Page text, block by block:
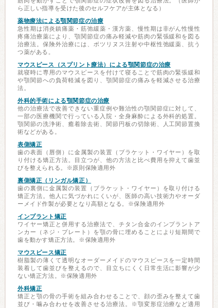
ら正しい指導を受けた後のセルフケアが主体となる）
薬物療法による顎関節症の治療
急性期は消炎鎮痛薬・筋弛緩薬・漢方薬、慢性期は非がん性慢性
疼痛治療薬により、顎関節症の痛み軽減や筋肉の緊張緩和を図る
治療法。保険外治療には、ボツリヌス注射や中枢性弛緩薬、抗う
つ薬がある。
マウスピース（スプリント療法）による顎関節症の治療
就寝時に専用のマウスピースを付けて寝ることで筋肉の緊張緩和
や顎関節への負荷軽減を図り、顎関節症の痛みを軽減させる治療
法。
外科的手術による顎関節症の治療
他の治療法で改善できない重症例や難治性の顎関節症に対して、
一部の医療機関で行っている入院・全身麻酔による外科的処置。
顎関節の洗浄術、癒着除去術、関節円板の切除術、人工関節置換
術などがある。
表側矯正
歯の表面（唇側）に金属製の装置（ブラケット・ワイヤー）を取
り付ける矯正方法。目立つが、他の方法と比べ費用を抑えて歯並
びを整えられる。※原則保険適用外
裏側矯正（リンガル矯正）
歯の裏側に金属製の装置（ブラケット・ワイヤー）を取り付ける
矯正方法。他人に気づかれにくいが、医師の高い技術力やオーダ
ーメイド作製が必要となり高額となる。※保険適用外
インプラント矯正
ワイヤー矯正と併用する治療法で、チタン合金のインプラントア
ンカー（ネジ・プレート）を顎の骨に埋めることにより短期間で
歯を動かす矯正方法。※保険適用外
マウスピース矯正
樹脂製の薄くて透明なオーダーメイドのマウスピースを一定時間
装着して歯並びを整えるので、目立ちにくく日常生活に影響が少
ない矯正方法。※保険適用外
外科矯正
矯正と顎の骨の手術を組み合わせることで、顔の歪みを整えて歯
並び・噛み合わせを改善させる治療法。※顎変形症治療など適用